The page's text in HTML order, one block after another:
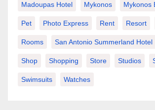
Madoupas Hotel Mykonos Mykonos
Pet Photo Express Rent Resort
Rooms San Antonio Summerland Hotel
Shop Shopping Store Studios
Swimsuits Watches